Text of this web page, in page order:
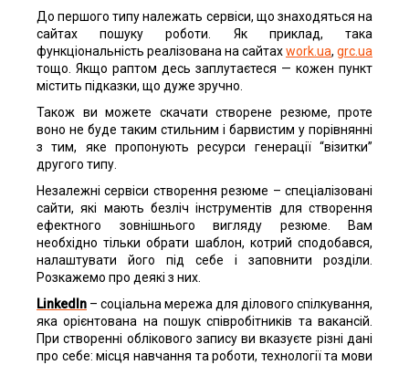
До першого типу належать сервіси, що знаходяться на
сайтах пошуку роботи. Як приклад, така
функціональність реалізована на сайтахwork.ua, grc.ua
тощо. Якщо раптом десь заплутаєтеся — кожен пункт
містить підказки, що дуже зручно.
Також ви можете скачати створене резюме, проте
воно не буде таким стильним і барвистим у порівнянні
з тим, яке пропонують ресурси генерації “візитки”
другого типу.
Незалежні сервіси створення резюме – спеціалізовані
сайти, які мають безліч інструментів для створення
ефектного зовнішнього вигляду резюме. Вам
необхідно тільки обрати шаблон, котрий сподобався,
налаштувати його під себе і заповнити розділи.
Розкажемо про деякі з них.
LinkedIn – соціальна мережа для ділового спілкування,
яка орієнтована на пошук співробітників та вакансій.
При створенні облікового запису ви вказуєте різні дані
про себе: місця навчання та роботи, технології та мови